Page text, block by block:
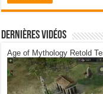
Dernières Vidéos
Age of Mythology Retold